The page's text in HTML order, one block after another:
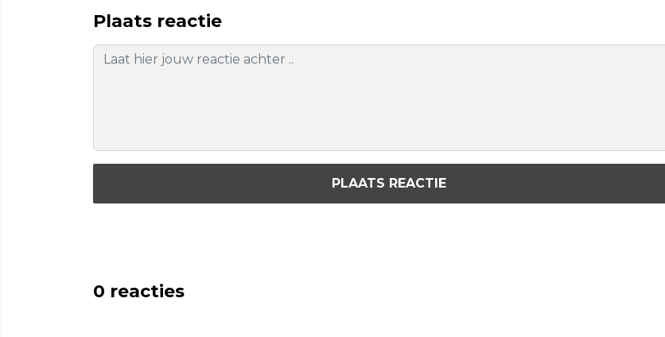
Plaats reactie
PLAATS REACTIE
0 reacties